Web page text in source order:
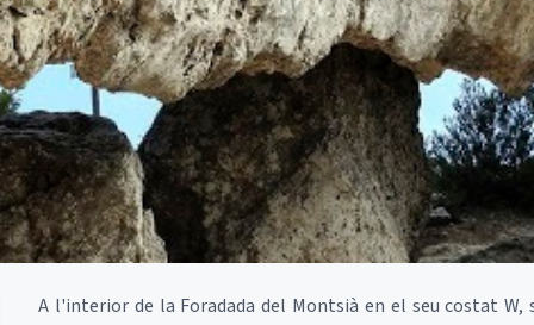
A l'interior de la Foradada del Montsià en el seu costat